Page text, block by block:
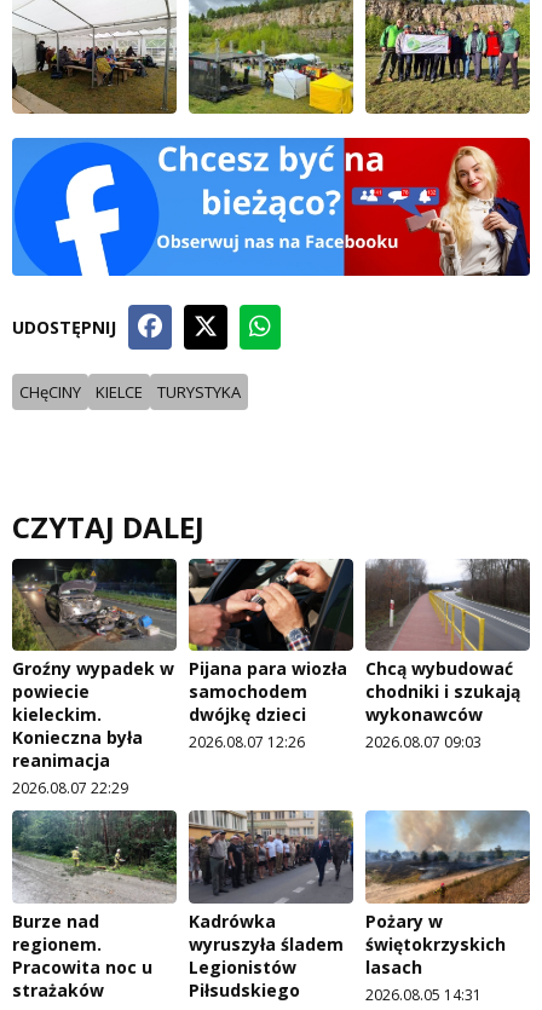
UDOSTĘPNIJ
CHęCINY KIELCE TURYSTYKA
CZYTAJ DALEJ
Groźny wypadek w
powiecie
kieleckim.
Konieczna była
reanimacja
2026.08.07 22:29
Pijana para wiozła
samochodem
dwójkę dzieci
2026.08.07 12:26
Chcą wybudować
chodniki i szukają
wykonawców
2026.08.07 09:03
Burze nad
regionem.
Pracowita noc u
strażaków
Kadrówka
wyruszyła śladem
Legionistów
Piłsudskiego
Pożary w
świętokrzyskich
lasach
2026.08.05 14:31